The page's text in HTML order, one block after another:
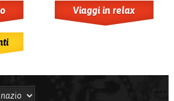
Viaggi in relax